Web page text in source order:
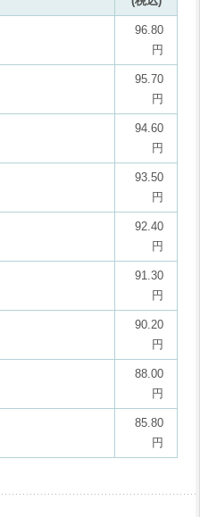
96.80
円
95.70
円
94.60
円
93.50
円
92.40
円
91.30
円
90.20
円
88.00
円
85.80
円